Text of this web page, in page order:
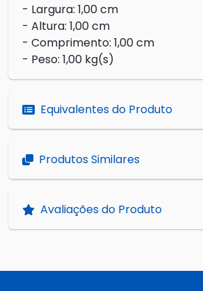
- Largura: 1,00 cm
- Altura: 1,00 cm
- Comprimento: 1,00 cm
- Peso: 1,00 kg(s)
Equivalentes do Produto
Produtos Similares
Avaliações do Produto